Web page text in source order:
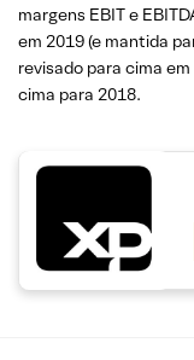
margens EBIT e
em 2019 (e mantida
revisado para cima
cima para 2018.